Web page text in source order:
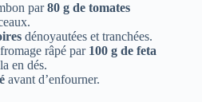
par80 g de tomates
dénoyautées et tranchées.
râpé par 100 g de feta
en dés.
avant d’enfourner.